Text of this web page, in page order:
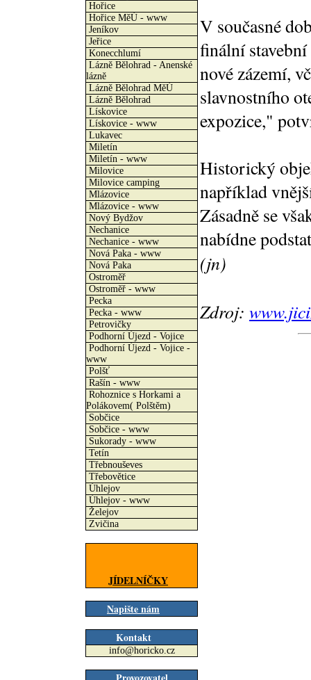
Hořice
Hořice MěÚ - www
Jeníkov
Jeřice
Konecchlumí
Lázně Bělohrad - Anenské
lázně
Lázně Bělohrad MěÚ
Lázně Bělohrad
Lískovice
Lískovice - www
Lukavec
Miletín
Miletín - www
Milovice
Milovice camping
Mlázovice
Mlázovice - www
Nový Bydžov
Nechanice
Nechanice - www
Nová Paka - www
Nová Paka
Ostroměř
Ostroměř - www
Pecka
Pecka - www
Petrovičky
Podhorní Újezd - Vojice
Podhorní Újezd - Vojice -
www
Polšť
Rašín - www
Rohoznice s Horkami a
Polákovem( Polštěm)
Sobčice
Sobčice - www
Sukorady - www
Tetín
Třebnouševes
Třebovětice
Úhlejov
Úhlejov - www
Želejov
Zvičina
JÍDELNÍČKY
Napište nám
Kontakt
info@horicko.cz
V současné
finální
nové zázemí,
slavnostního
expozice,"
Historický
například
Zásadně se
nabídne
(jn)
Zdroj: